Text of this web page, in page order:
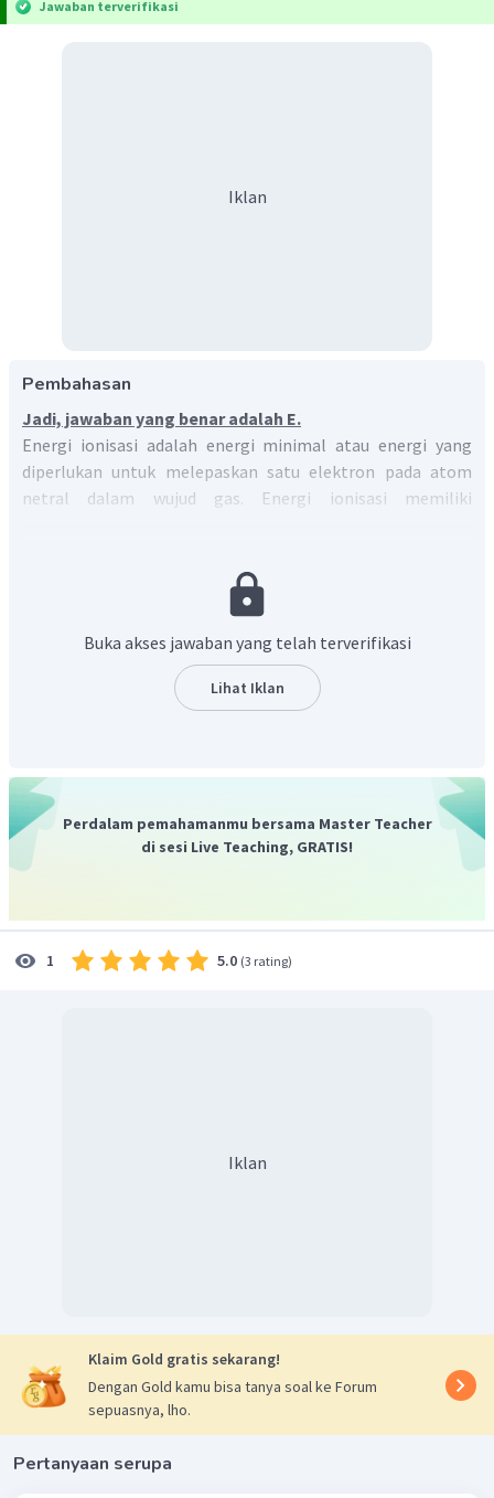
Jawaban terverifikasi
Iklan
Pembahasan
Jadi, jawaban yang benar adalah E.
Energi ionisasi adalah energi minimal atau energi yang
diperlukan untuk melepaskan satu elektron pada atom
netral dalam wujud gas. Energi ionisasi memiliki
Dalam satu golongan dari atas ke bawah, energi
ionisasi suatu unsur semakin kecil dikarenakan jari-
terhadap elektron terluar semakin lemah dan energi
ionisasi berkurang.
Dalam satu periode dari kiri ke kanan, energi ionisasi
terluar semakin kuat dan energi ionisasi bertambah.
Maka, yang termasuk unsur logam adalah unsur yang
berasal dari golongan IA (energi ionisasi paling kecil).
Buka akses jawaban yang telah terverifikasi
Lihat Iklan
Perdalam pemahamanmu bersama Master Teacher
di sesi Live Teaching, GRATIS!
1 5.0 (3 rating)
Iklan
Klaim Gold gratis sekarang!
Dengan Gold kamu bisa tanya soal ke Forum
sepuasnya, lho.
Pertanyaan serupa